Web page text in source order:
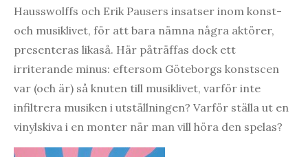
Hausswolffs och Erik Pausers insatser inom konst-
och musiklivet, för att bara nämna några aktörer,
presenteras likaså. Här påträffas dock ett
irriterande minus: eftersom Göteborgs konstscen
var (och är) så knuten till musiklivet, varför inte
infiltrera musiken i utställningen? Varför ställa ut en
vinylskiva i en monter när man vill höra den spelas?